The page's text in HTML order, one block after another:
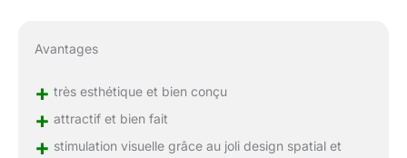
Avantages
+ très esthétique et bien conçu
+ attractif et bien fait
+ stimulation visuelle grâce au joli design spatial et